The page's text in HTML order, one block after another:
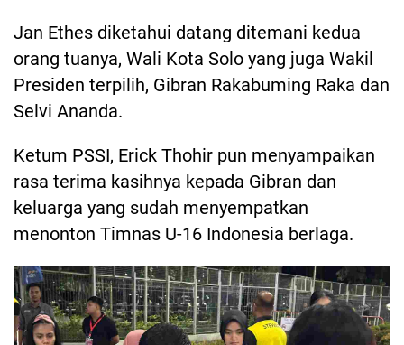
Jan Ethes diketahui datang ditemani kedua
orang tuanya, Wali Kota Solo yang juga Wakil
Presiden terpilih, Gibran Rakabuming Raka dan
Selvi Ananda.
Ketum PSSI, Erick Thohir pun menyampaikan
rasa terima kasihnya kepada Gibran dan
keluarga yang sudah menyempatkan
menonton Timnas U-16 Indonesia berlaga.